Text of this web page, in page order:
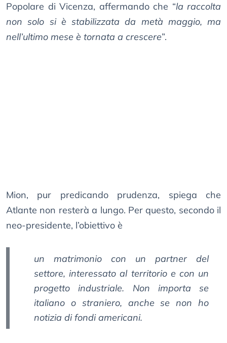
Popolare di Vicenza, affermando che “la raccolta
non solo si è stabilizzata da metà maggio, ma
nell’ultimo mese è tornata a crescere”.
Mion, pur predicando prudenza, spiega che
Atlante non resterà a lungo. Per questo, secondo il
neo-presidente, l’obiettivo è
un matrimonio con un partner del
settore, interessato al territorio e con un
progetto industriale. Non importa se
italiano o straniero, anche se non ho
notizia di fondi americani.